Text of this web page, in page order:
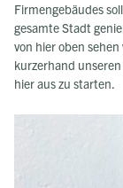
Firmengebäudes
gesamte Stadt
von hier oben
kurzerhand
hier aus zu starten.